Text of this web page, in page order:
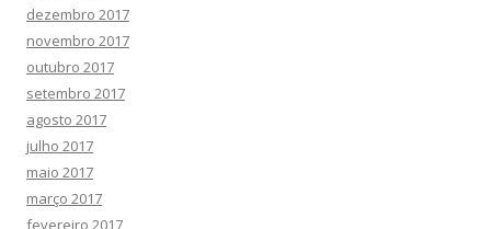
dezembro 2017
novembro 2017
outubro 2017
setembro 2017
agosto 2017
julho 2017
maio 2017
março 2017
fevereiro 2017